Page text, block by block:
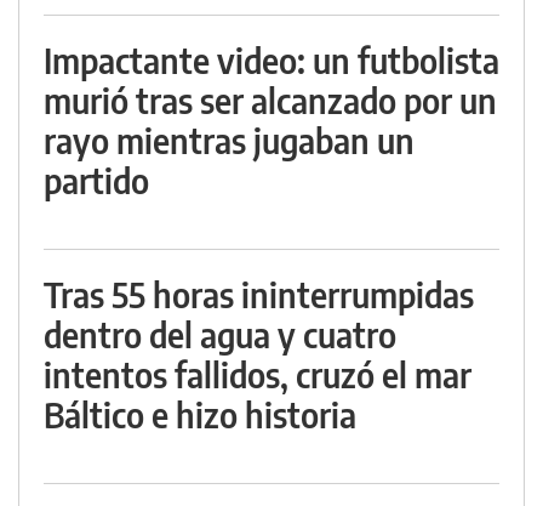
Impactante video: un futbolista
murió tras ser alcanzado por un
rayo mientras jugaban un
partido
Tras 55 horas ininterrumpidas
dentro del agua y cuatro
intentos fallidos, cruzó el mar
Báltico e hizo historia